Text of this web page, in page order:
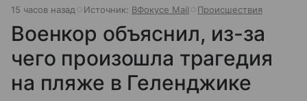
15 часов назад Источник: ВФокусе Mail Происшествия
Военкор объяснил, из-за
чего произошла трагедия
на пляже в Геленджике